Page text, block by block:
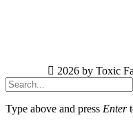
2026 by Toxic
Type above and press Enter